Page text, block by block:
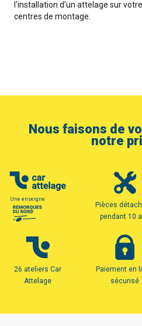
l'installation d’un attelage sur
centres de montage.
Nous faisons de
notre
Une enseigne
Pièces
pendant 10
26 ateliers Car
Attelage
Paiement en
sécurisé